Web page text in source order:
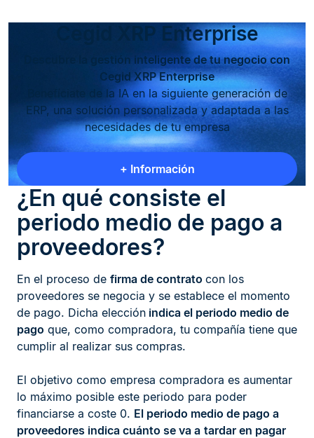
Cegid XRP Enterprise
Descubre la gestión inteligente de tu negocio con
Cegid XRP Enterprise
Benefíciate de la IA en la siguiente generación de
ERP, una solución personalizada y adaptada a las
necesidades de tu empresa
+ Información
¿En qué consiste el
periodo medio de pago a
proveedores?
En el proceso de firma de contrato con los
proveedores se negocia y se establece el momento
de pago. Dicha elección indica el periodo medio de
pago que, como compradora, tu compañía tiene que
cumplir al realizar sus compras.
El objetivo como empresa compradora es aumentar
lo máximo posible este periodo para poder
financiarse a coste 0. El periodo medio de pago a
proveedores indica cuánto se va a tardar en pagar